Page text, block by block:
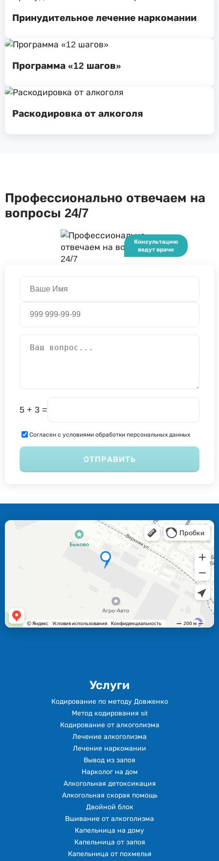
Принудительное лечение наркомании
Программа «12 шагов»
Раскодировка от алкоголя
Профессионально отвечаем на
вопросы 24/7
5 + 3 =
Согласен с условиями обработки персональных данных
ОТПРАВИТЬ
Услуги
Кодирование по методу Довженко
Метод кодирования sit
Кодирование от алкоголизма
Лечение алкоголизма
Лечение наркомании
Вывод из запоя
Нарколог на дом
Алкогольная детоксикация
Алкогольная скорая помощь
Двойной блок
Вшивание от алкоголизма
Капельница на дому
Капельница от запоя
Капельница от похмелья